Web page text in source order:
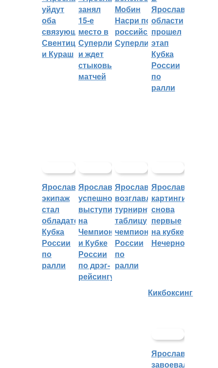
уйдут
оба
связующих:
Свентицкис
и Кураш
занял
15-е
место в
Суперлиге
и ждет
стыковых
матчей
Мобин
Насри покинет
российскую
Суперлигу
Ярославской
области
прошел
этап
Кубка
России
по
ралли
Ярославский
экипаж
стал
обладателем
Кубка
России
по
ралли
Ярославцы
успешно
выступили
на
Чемпионате
и Кубке
России
по дрэг-
рейсингу
Ярославцы
возглавляют
турнирную
таблицу
чемпионата
России
по
ралли
Ярославские
картингисты
снова
первые
на кубке
Нечерноземья
Кикбоксинг
Ярославцы
завоевали